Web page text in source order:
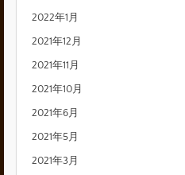
2022年1月
2021年12月
2021年11月
2021年10月
2021年6月
2021年5月
2021年3月